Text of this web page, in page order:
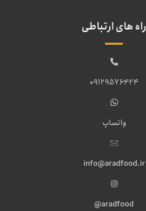
راه های ارتباطی
09129576424
واتساپ
info@aradfood.ir
aradfood@